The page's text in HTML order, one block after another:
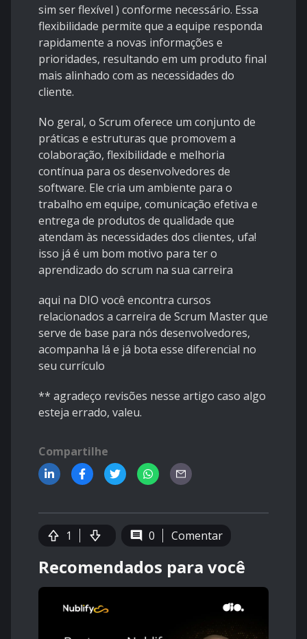
sim ser flexível ) conforme necessário. Essa
flexibilidade permite que a equipe responda
rapidamente a novas informações e
prioridades, resultando em um produto final
mais alinhado com as necessidades do
cliente.
No geral, o Scrum oferece um conjunto de
práticas e estruturas que promovem a
colaboração, flexibilidade e melhoria
contínua para os desenvolvedores de
software. Ele cria um ambiente para o
trabalho em equipe, comunicação efetiva e
entrega de produtos de qualidade que
atendam às necessidades dos clientes, ufa!
isso já é um bom motivo para ter o
aprendizado do scrum na sua carreira
aqui na DIO você encontra cursos
relacionados a carreira de Scrum Master que
serve de base para nós desenvolvedores,
acompanha lá e já bota esse diferencial no
seu currículo
** agradeço revisões nesse artigo caso algo
esteja errado, valeu.
Compartilhe
1 0 Comentar
Recomendados para você